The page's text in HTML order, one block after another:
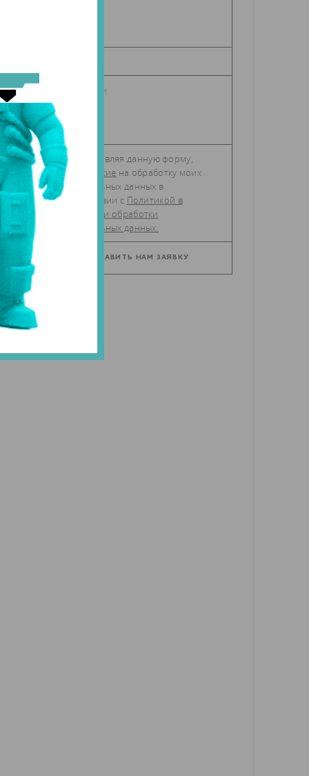
Отправляя данную форму,
даю
согласие
персональных данных в
соответствии с Политикой в
отношении обработки
персональных данных.